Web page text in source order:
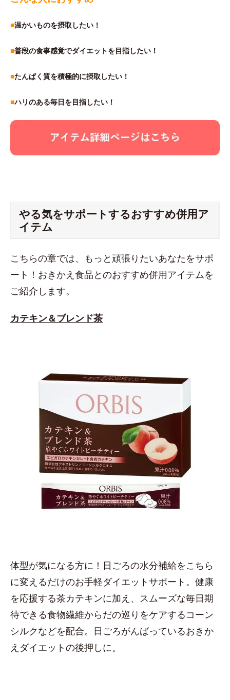
■温かいものを摂取したい！
■普段の食事感覚でダイエットを目指したい！
■たんぱく質を積極的に摂取したい！
■ハリのある毎日を目指したい！
やる気をサポートするおすすめ併用ア
イテム
こちらの章では、もっと頑張りたいあなたをサポ
ート！おきかえ食品とのおすすめ併用アイテムを
ご紹介します。
カテキン＆ブレンド茶
体型が気になる方に！日ごろの水分補給をこちら
に変えるだけのお手軽ダイエットサポート。健康
を応援する茶カテキンに加え、スムーズな毎日期
待できる食物繊維からだの巡りをケアするコーン
シルクなどを配合。日ごろがんばっているおきか
えダイエットの後押しに。